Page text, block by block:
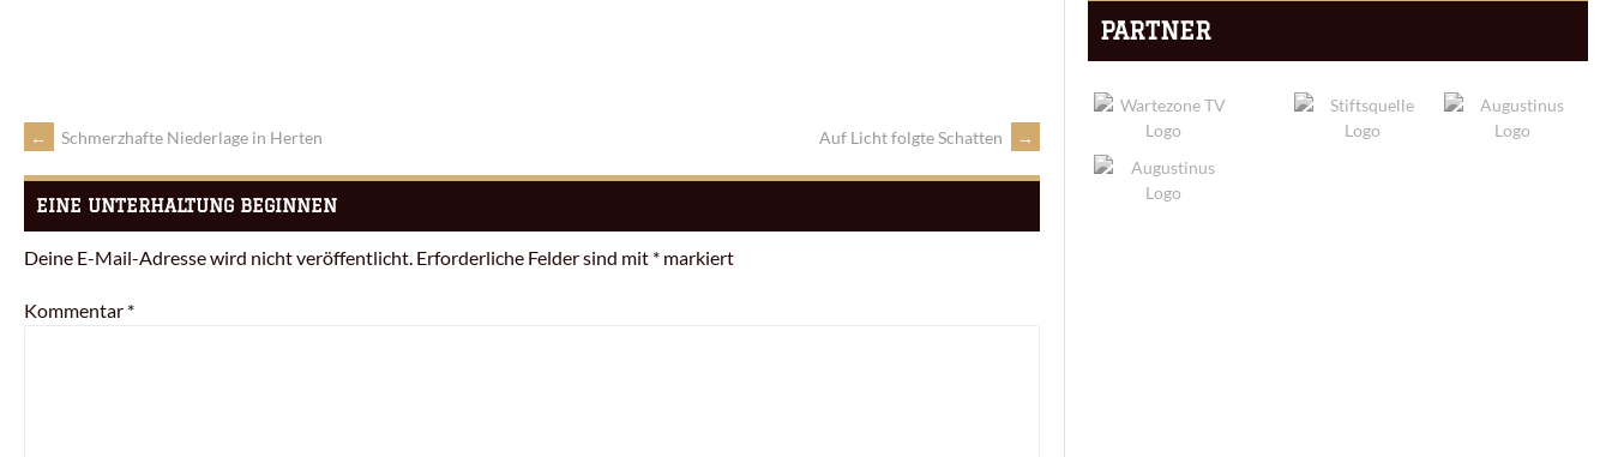
← Schmerzhafte Niederlage in Herten Auf Licht folgte Schatten →
EINE UNTERHALTUNG BEGINNEN
Deine E-Mail-Adresse wird nicht veröffentlicht. Erforderliche Felder sind mit * markiert
Kommentar *
PARTNER